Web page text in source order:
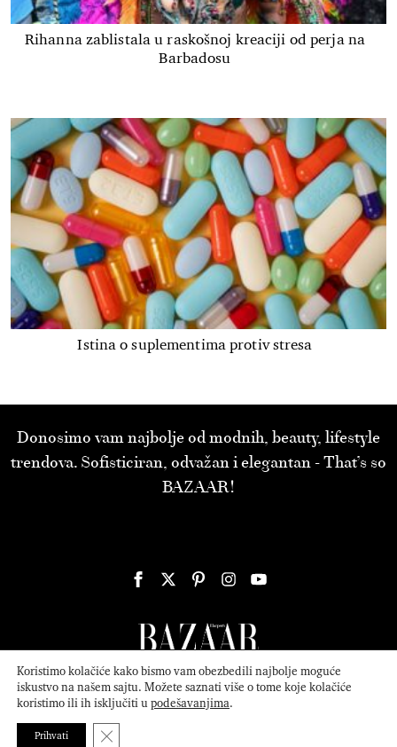
Rihanna zablistala u raskošnoj kreaciji od perja na
Barbadosu
Istina o suplementima protiv stresa
Donosimo vam najbolje od modnih, beauty, lifestyle
trendova. Sofisticiran, odvažan i elegantan - That’s so
BAZAAR!
© 2026ATTICA MEDIASerbia, Inc. All Rights Reserved.
Koristimo kolačiće kako bismo vam obezbedili najbolje moguće
iskustvo na našem sajtu. Možete saznati više o tome koje kolačiće
koristimo ili ih isključiti upodešavanjima.
Prihvati Close GDPR Cookie Banner